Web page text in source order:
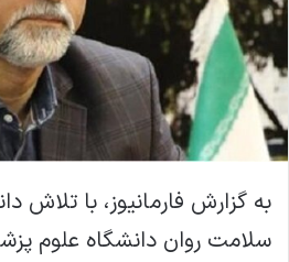
به گزارش فارمانیوز، با تلاش
سلامت روان دانشگاه علوم